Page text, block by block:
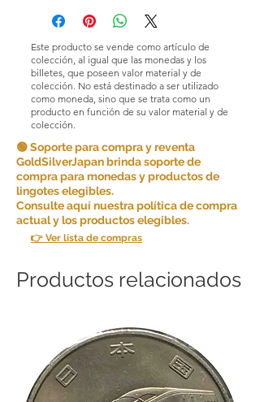
nos esforzamos por ofrecer productos
la satisfacción del cliente. Debido a la
naturaleza de los productos que
vendemos, en principio no aceptamos
devoluciones por comodidad del
cliente.
Sin embargo, en determinadas
circunstancias, podemos aceptar
devoluciones como excepción. Las
devoluciones son posibles si se
cumplen las siguientes condiciones:
Artículo incorrecto: si recibe un artículo
dentro de los [5 días] posteriores a la
recepción del artículo y le enviaremos
Si cancela alguna parte o partes de su
pedido consecutivamente, podremos
negarnos a hacer negocios con usted
Este producto se vende como artículo de
colección, al igual que las monedas y los
billetes, que poseen valor material y de
colección. No está destinado a ser utilizado
como moneda, sino que se trata como un
producto en función de su valor material y de
colección.
🟢 Soporte para compra y reventa
GoldSilverJapan brinda soporte de
compra para monedas y productos de
lingotes elegibles.
Consulte aquí nuestra política de compra
actual y los productos elegibles.
👉 Ver lista de compras
Productos relacionados